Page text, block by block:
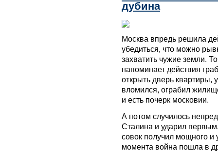
дубина
Москва впредь решила
убедиться, что можно
захватить чужие земли.
напоминает действия
открыть дверь квартиры,
вломился, ограбил
и есть почерк московии.
А потом случилось
Сталина и ударил
совок получил мощного и
момента война пошла в